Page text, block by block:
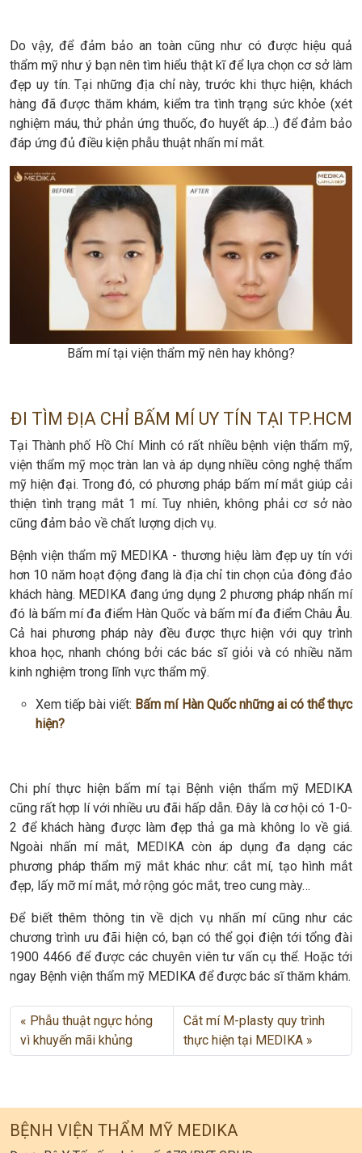
Do vậy, để đảm bảo an toàn cũng như có được hiệu quả
thẩm mỹ như ý bạn nên tìm hiểu thật kĩ để lựa chọn cơ sở làm
đẹp uy tín. Tại những địa chỉ này, trước khi thực hiện, khách
hàng đã được thăm khám, kiểm tra tình trạng sức khỏe (xét
nghiệm máu, thử phản ứng thuốc, đo huyết áp…) để đảm bảo
đáp ứng đủ điều kiện phẫu thuật nhấn mí mắt.
Bấm mí tại viện thẩm mỹ nên hay không?
ĐI TÌM ĐỊA CHỈ BẤM MÍ UY TÍN TẠI TP.HCM
Tại Thành phố Hồ Chí Minh có rất nhiều bệnh viện thẩm mỹ,
viện thẩm mỹ mọc tràn lan và áp dụng nhiều công nghệ thẩm
mỹ hiện đại. Trong đó, có phương pháp bấm mí mắt giúp cải
thiện tình trạng mắt 1 mí. Tuy nhiên, không phải cơ sở nào
cũng đảm bảo về chất lượng dịch vụ.
Bệnh viện thẩm mỹ MEDIKA - thương hiệu làm đẹp uy tín với
hơn 10 năm hoạt động đang là địa chỉ tin chọn của đông đảo
khách hàng. MEDIKA đang ứng dụng 2 phương pháp nhấn mí
đó là bấm mí đa điểm Hàn Quốc và bấm mí đa điểm Châu Âu.
Cả hai phương pháp này đều được thực hiện với quy trình
khoa học, nhanh chóng bởi các bác sĩ giỏi và có nhiều năm
kinh nghiệm trong lĩnh vực thẩm mỹ.
Xem tiếp bài viết: Bấm mí Hàn Quốc những ai có thể thực
hiện?
Chi phí thực hiện bấm mí tại Bệnh viện thẩm mỹ MEDIKA
cũng rất hợp lí với nhiều ưu đãi hấp dẫn. Đây là cơ hội có 1-0-
2 để khách hàng được làm đẹp thả ga mà không lo về giá.
Ngoài nhấn mí mắt, MEDIKA còn áp dụng đa dạng các
phương pháp thẩm mỹ mắt khác như: cắt mí, tạo hình mắt
đẹp, lấy mỡ mí mắt, mở rộng góc mắt, treo cung mày…
Để biết thêm thông tin về dịch vụ nhấn mí cũng như các
chương trình ưu đãi hiện có, bạn có thể gọi điện tới tổng đài
1900 4466 để được các chuyên viên tư vấn cụ thể. Hoặc tới
ngay Bệnh viện thẩm mỹ MEDIKA để được bác sĩ thăm khám.
Phẫu thuật ngực hỏng
vì khuyến mãi khủng
Cắt mí M-plasty quy trình
thực hiện tại MEDIKA
BỆNH VIỆN THẨM MỸ MEDIKA